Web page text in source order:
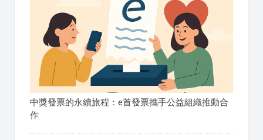
中獎發票的永續旅程：e首發票攜手公益組織推動合
作